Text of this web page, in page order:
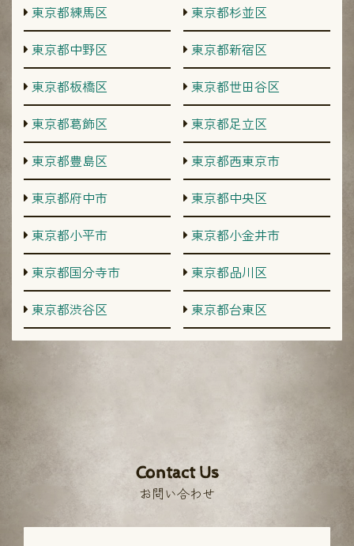
東京都練馬区
東京都杉並区
東京都中野区
東京都新宿区
東京都板橋区
東京都世田谷区
東京都葛飾区
東京都足立区
東京都豊島区
東京都西東京市
東京都府中市
東京都中央区
東京都小平市
東京都小金井市
東京都国分寺市
東京都品川区
東京都渋谷区
東京都台東区
Contact Us
お問い合わせ